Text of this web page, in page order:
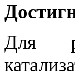
Для